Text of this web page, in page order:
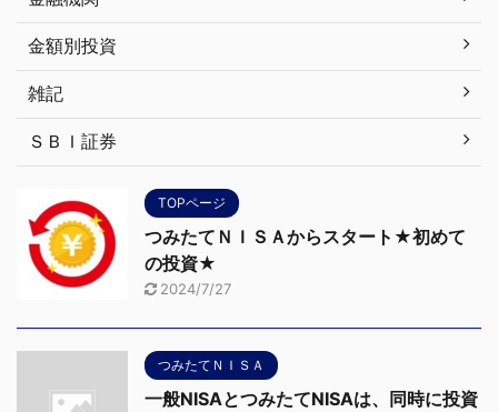
金額別投資
雑記
ＳＢＩ証券
TOPページ
つみたてＮＩＳＡからスタート★初めて
の投資★
2024/7/27
つみたてＮＩＳＡ
一般NISAとつみたてNISAは、同時に投資